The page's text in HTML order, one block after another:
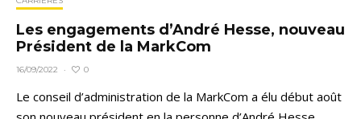
Les engagements d’André Hesse, nouveau
Président de la MarkCom
16/09/2022 · 0
Le conseil d’administration de la MarkCom a élu début août